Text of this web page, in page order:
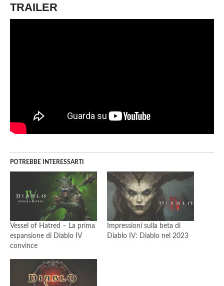
TRAILER
POTREBBE INTERESSARTI
Vessel of Hatred – La prima
espansione di Diablo IV
convince
Impressioni sulla beta di
Diablo IV: Diablo nel 2023